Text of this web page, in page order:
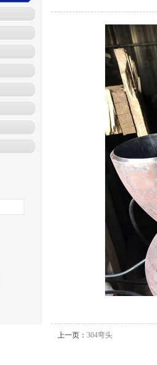
上一页： 304弯头